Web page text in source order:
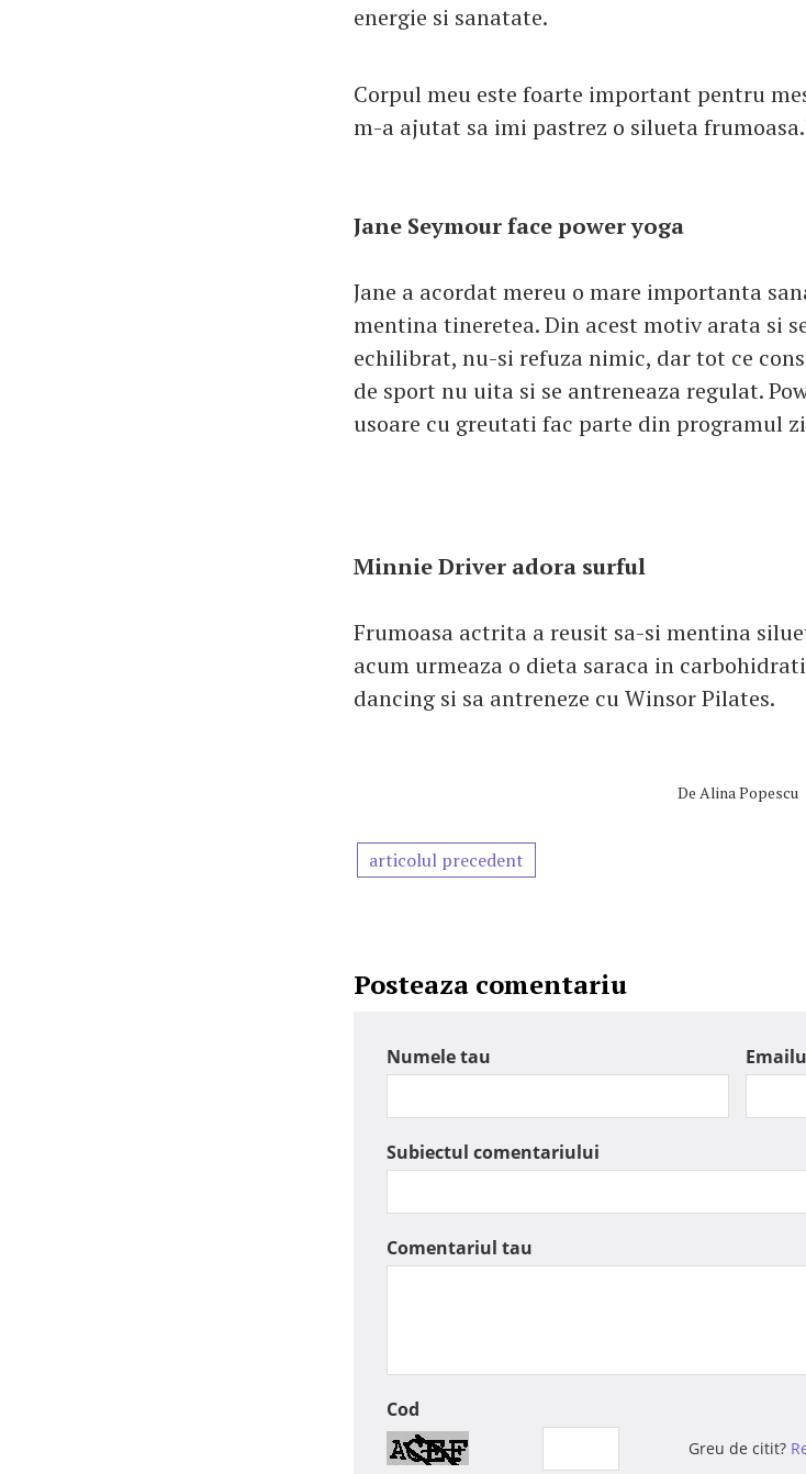
energie si sanatate.
Corpul meu este foarte important pentru
m-a ajutat sa imi pastrez o silueta
Jane Seymour face power yoga
Jane a acordat mereu o mare importanta
mentina tineretea. Din acest motiv arata si
echilibrat, nu-si refuza nimic, dar tot ce
de sport nu uita si se antreneaza regulat.
usoare cu greutati fac parte din programul
Minnie Driver adora surful
Frumoasa actrita a reusit sa-si mentina
acum urmeaza o dieta saraca in
dancing si sa antreneze cu Winsor Pilates.
De Alina Popescu
articolul precedent
Posteaza comentariu
Numele tau
Subiectul comentariului
Comentariul tau
Cod
Greu de citit?